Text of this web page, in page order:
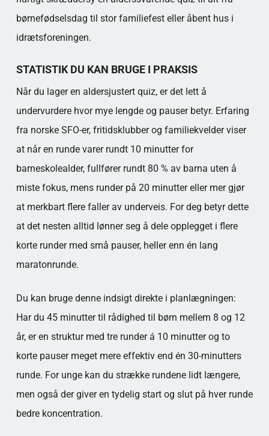
børnefødselsdag til stor familiefest eller åbent hus i
idrætsforeningen.
STATISTIK DU KAN BRUGE I PRAKSIS
Når du lager en aldersjustert quiz, er det lett å
undervurdere hvor mye lengde og pauser betyr. Erfaring
fra norske SFO-er, fritidsklubber og familiekvelder viser
at når en runde varer rundt 10 minutter for
barneskolealder, fullfører rundt 80 % av barna uten å
miste fokus, mens runder på 20 minutter eller mer gjør
at merkbart flere faller av underveis. For deg betyr dette
at det nesten alltid lønner seg å dele opplegget i flere
korte runder med små pauser, heller enn én lang
maratonrunde.
Du kan bruge denne indsigt direkte i planlægningen:
Har du 45 minutter til rådighed til børn mellem 8 og 12
år, er en struktur med tre runder á 10 minutter og to
korte pauser meget mere effektiv end én 30-minutters
runde. For unge kan du strække rundene lidt længere,
men også der giver en tydelig start og slut på hver runde
bedre koncentration.